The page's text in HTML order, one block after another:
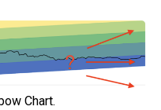
Chart.